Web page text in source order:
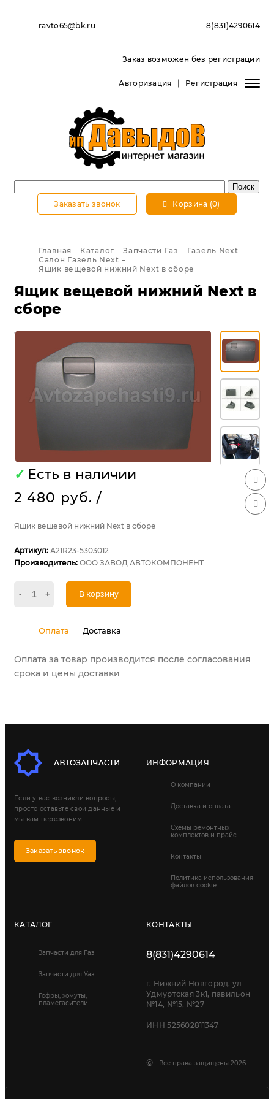
ravto65@bk.ru 8(831)4290614
Заказ возможен без регистрации
Авторизация Регистрация
Заказать звонок Корзина (0)
Главная Каталог Запчасти Газ
Газель Next
Салон Газель Next
Ящик вещевой нижний Next в сборе
Ящик вещевой нижний Next в
сборе
✓ Есть в наличии
2 480 руб. /
Ящик вещевой нижний Next в сборе
Артикул: А21R23-5303012
Производитель: ООО ЗАВОД АВТОКОМПОНЕНТ
- + В корзину
Оплата Доставка
Оплата за товар производится после согласования
срока и цены доставки
Если у вас возникли вопросы,
просто оставьте свои данные и
мы вам перезвоним
Заказать звонок
ИНФОРМАЦИЯ
О компании
Доставка и оплата
Схемы ремонтных
комплектов и прайс
Контакты
Политика использования
файлов cookie
КАТАЛОГ
Запчасти для Газ
Запчасти для Уаз
Гофры, хомуты,
пламегасители
КОНТАКТЫ
8(831)4290614
г. Нижний Новгород, ул
Удмуртская 3к1, павильон
№14, №15, №27
ИНН 525602811347
© Все права защищены 2026